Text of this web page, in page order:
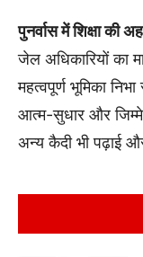
पुनर्वास में शिक्षा की
जेल अधिकारियों का
महत्वपूर्ण भूमिका
आत्म-सुधार और
अन्य कैदी भी पढ़ाई